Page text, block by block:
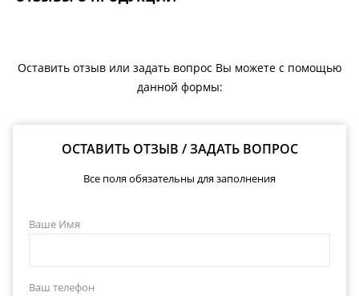
Оставить отзыв или задать вопрос Вы можете с помощью
данной формы:
ОСТАВИТЬ ОТЗЫВ / ЗАДАТЬ ВОПРОС
Все поля обязательны для заполнения
Ваше Имя
Ваш телефон